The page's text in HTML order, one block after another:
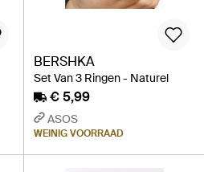
BERSHKA
Set Van 3 Ringen - Naturel
€ 5,99
ASOS
WEINIG VOORRAAD